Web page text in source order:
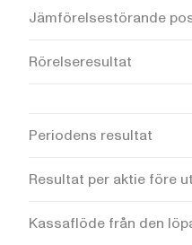
Jämförelsestörande
Rörelseresultat
Periodens resultat
Resultat per aktie före
Kassaflöde från den